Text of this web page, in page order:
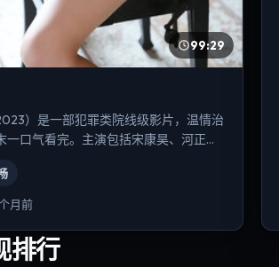
99:29
）是一部犯罪类院线级影片，温情治
一口气看完。主演包括宋康昊、河正
月前
排行